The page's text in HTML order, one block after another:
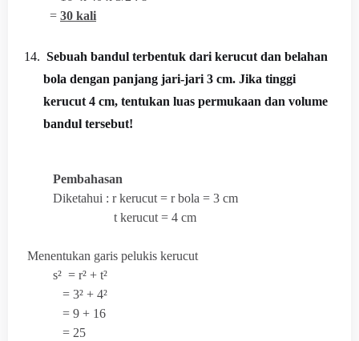
= 30 kali
14. Sebuah bandul terbentuk dari kerucut dan belahan
bola dengan panjang jari-jari 3 cm. Jika tinggi
kerucut 4 cm, tentukan luas permukaan dan volume
bandul tersebut!
Pembahasan
Diketahui : r kerucut = r bola = 3 cm
t kerucut = 4 cm
Menentukan garis pelukis kerucut
s² = r² + t²
= 3² + 4²
= 9 + 16
= 25